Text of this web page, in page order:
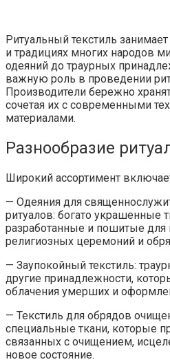
Ритуальный текстиль
и традициях многих народов
одеяний до траурных
важную роль в проведении
Производители бережно
сочетая их с современными
материалами.
Разнообразие
Широкий ассортимент
— Одеяния для
ритуалов: богато украшенные
разработанные и пошитые для
религиозных церемоний и
— Заупокойный текстиль:
другие принадлежности,
облачения умерших и
— Текстиль для обрядов
специальные ткани, которые
связанных с очищением,
новое состояние.